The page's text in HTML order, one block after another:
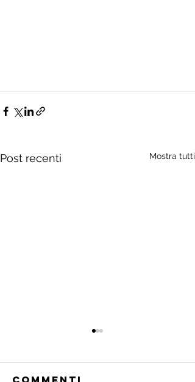
Post recenti Mostra tutti